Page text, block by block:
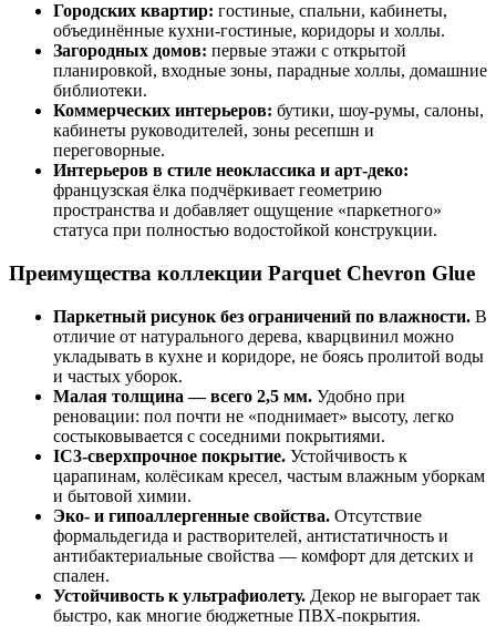
Городских квартир: гостиные, спальни, кабинеты,
объединённые кухни-гостиные, коридоры и холлы.
Загородных домов: первые этажи с открытой
планировкой, входные зоны, парадные холлы, домашние
библиотеки.
Коммерческих интерьеров: бутики, шоу-румы, салоны,
кабинеты руководителей, зоны ресепшн и
переговорные.
Интерьеров в стиле неоклассика и арт-деко:
французская ёлка подчёркивает геометрию
пространства и добавляет ощущение «паркетного»
статуса при полностью водостойкой конструкции.
Преимущества коллекции Parquet Chevron Glue
Паркетный рисунок без ограничений по влажности. В
отличие от натурального дерева, кварцвинил можно
укладывать в кухне и коридоре, не боясь пролитой воды
и частых уборок.
Малая толщина — всего 2,5 мм. Удобно при
реновации: пол почти не «поднимает» высоту, легко
состыковывается с соседними покрытиями.
IC3-сверхпрочное покрытие. Устойчивость к
царапинам, колёсикам кресел, частым влажным уборкам
и бытовой химии.
Эко- и гипоаллергенные свойства. Отсутствие
формальдегида и растворителей, антистатичность и
антибактериальные свойства — комфорт для детских и
спален.
Устойчивость к ультрафиолету. Декор не выгорает так
быстро, как многие бюджетные ПВХ-покрытия.